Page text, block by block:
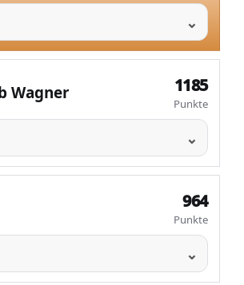
Wagner 1185
Punkte
964
Punkte